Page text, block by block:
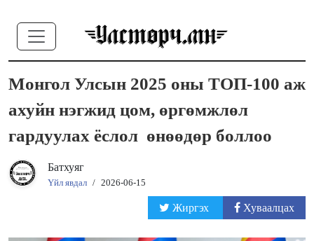
Монгол Улсын 2025 оны ТОП-100 аж
ахуйн нэгжид цом, өргөмжлөл
гардуулах ёслол өнөөдөр боллоо
Батхуяг
Үйл явдал / 2026-06-15
Жиргэх Хуваалцах